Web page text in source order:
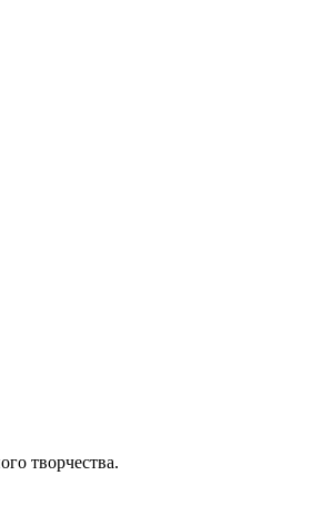
творчества.